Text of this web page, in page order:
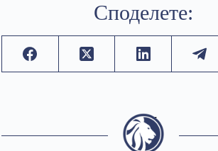
Споделете: